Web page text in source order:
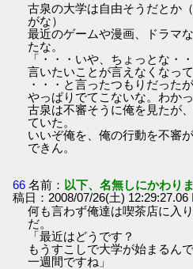
古泉の大学は自由そうだとか
がな）
最近のゲームや漫画、ドラマ
たな。
「・・・いや、ちょっとな・・
言いたいことが言えなくなっ
・・・と言ったつもりだった
やっぱりでてこないな。わか
古泉は不審そうに俺を見たが
ていた。
いいぞ俺を、俺の行動を不審
できん。
66 名前： 以下、名無しにかわり
稿日：2008/07/26(土) 12:29:27.06
何も言わず俺達は喫茶店に入
だ。
「最近はどうです？
もうすこしで大学が始まるん
一週間ですね」